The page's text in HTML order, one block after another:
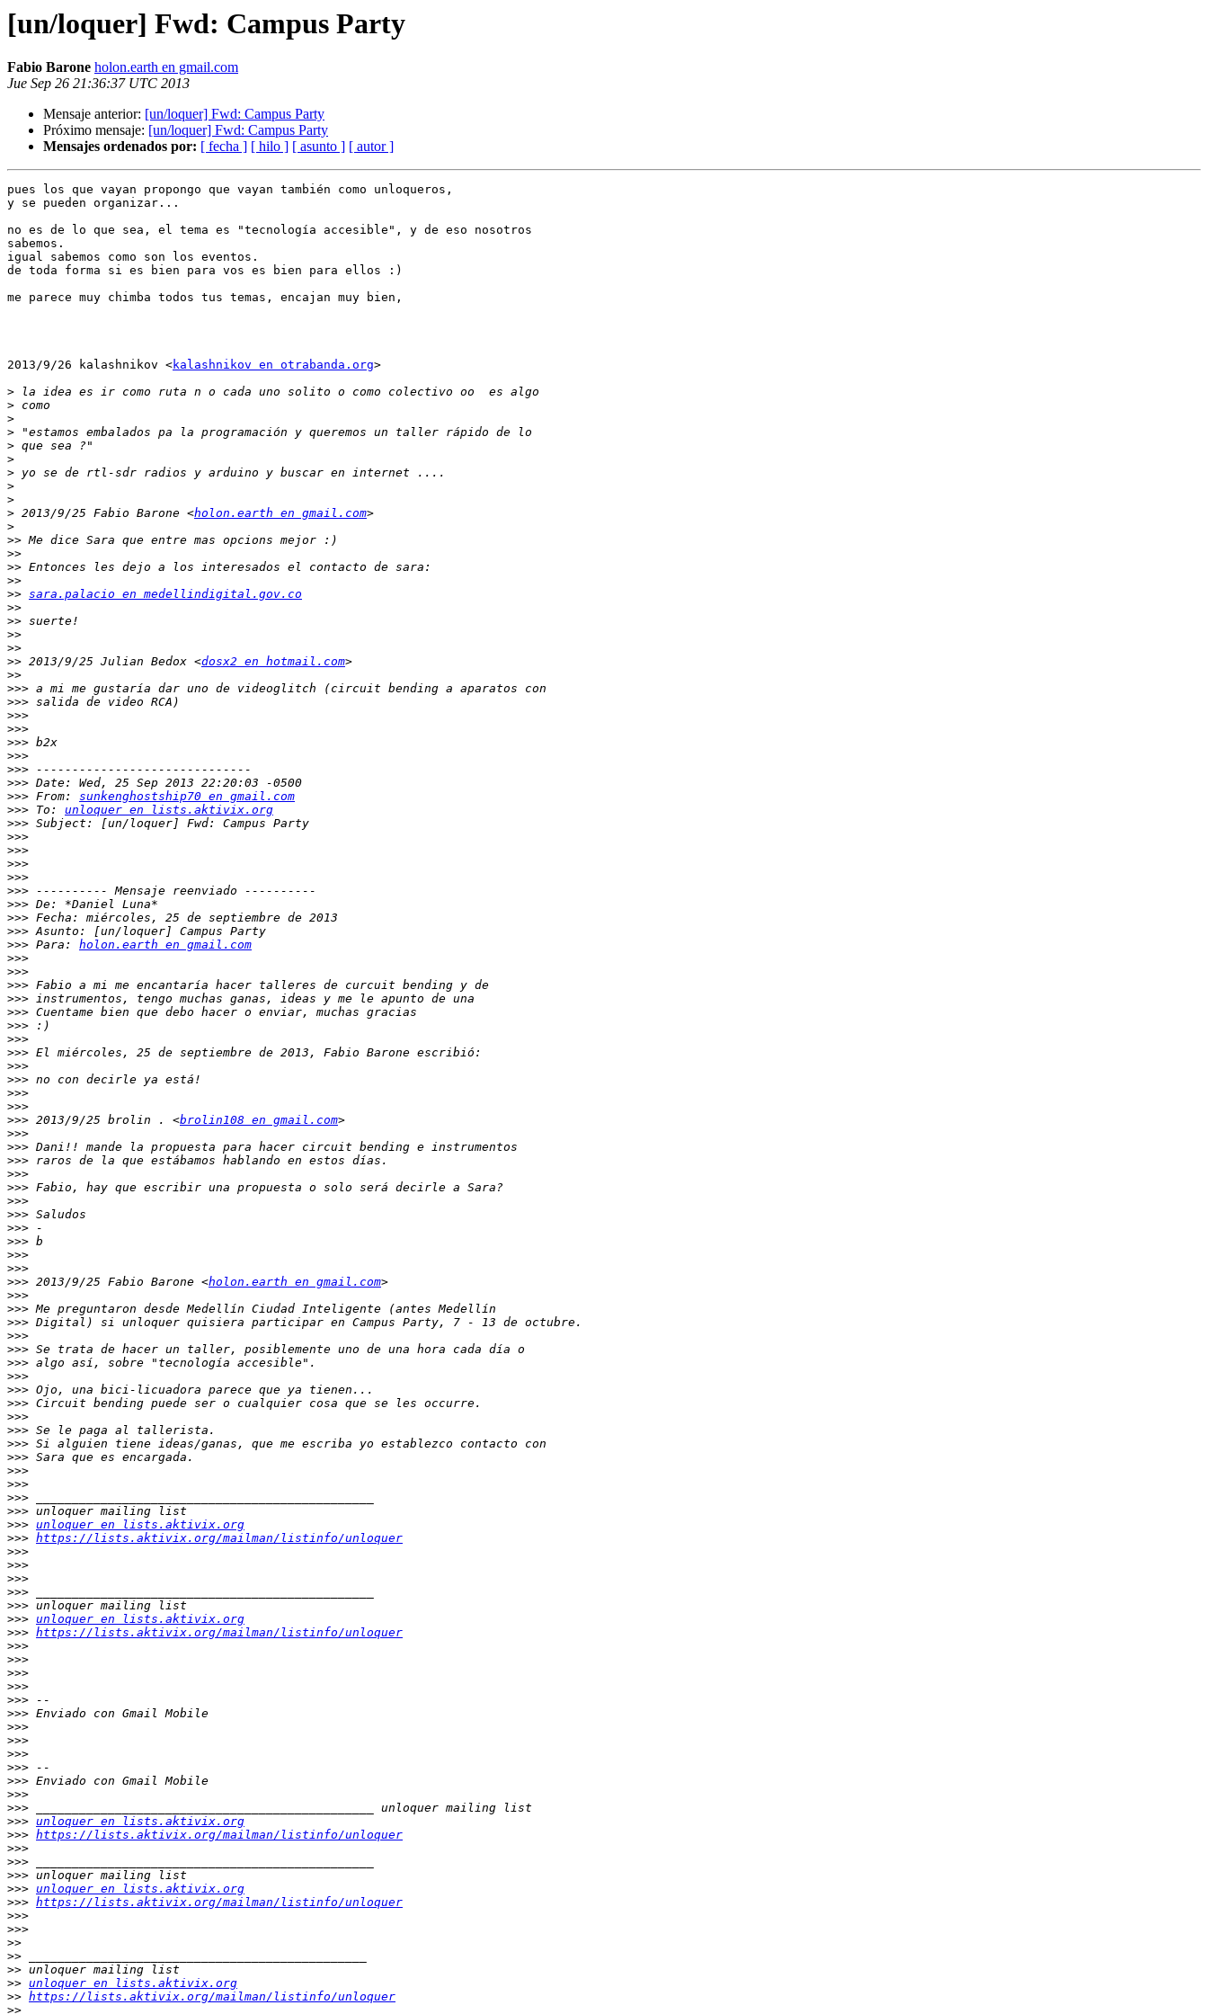
[un/loquer] Fwd: Campus Party
Fabio Barone holon.earth en gmail.com
Jue Sep 26 21:36:37 UTC 2013
Mensaje anterior: [un/loquer] Fwd: Campus Party
Próximo mensaje: [un/loquer] Fwd: Campus Party
Mensajes ordenados por: [ fecha ] [ hilo ] [ asunto ] [ autor ]
pues los que vayan propongo que vayan también como unloqueros,
y se pueden organizar...
no es de lo que sea, el tema es "tecnología accesible", y de eso nosotros
sabemos.
igual sabemos como son los eventos.
de toda forma si es bien para vos es bien para ellos :)
me parece muy chimba todos tus temas, encajan muy bien,
2013/9/26 kalashnikov <kalashnikov en otrabanda.org>
>
>
>
>
>
>
>
>
>
> 2013/9/25 Fabio Barone <holon.earth en gmail.com
>
>>
>>
>>
>>
>> sara.palacio en medellindigital.gov.co
>>
>>
>>
>>
>> 2013/9/25 Julian Bedox <dosx2 en hotmail.com
>>
>>>
>>>
>>>
>>>
>>>
>>>
>>>
>>>
>>> From: sunkenghostship70 en gmail.com
>>> To: unloquer en lists.aktivix.org
>>>
>>>
>>>
>>>
>>>
>>>
>>>
>>>
>>>
>>> Para: holon.earth en gmail.com
>>>
>>>
>>>
>>>
>>>
>>>
>>>
>>>
>>>
>>>
>>>
>>>
>>> 2013/9/25 brolin . <brolin108 en gmail.com
>>>
>>>
>>>
>>>
>>>
>>>
>>>
>>>
>>>
>>>
>>>
>>> 2013/9/25 Fabio Barone <holon.earth en gmail.com
>>>
>>>
>>>
>>>
>>>
>>>
>>>
>>>
>>>
>>>
>>>
>>>
>>>
>>>
>>>
>>>
>>>
>>> unloquer en lists.aktivix.org
>>> https://lists.aktivix.org/mailman/listinfo/unloquer
>>>
>>>
>>>
>>>
>>>
>>> unloquer en lists.aktivix.org
>>> https://lists.aktivix.org/mailman/listinfo/unloquer
>>>
>>>
>>>
>>>
>>>
>>>
>>>
>>>
>>>
>>>
>>>
>>>
>>>
>>> unloquer en lists.aktivix.org
>>> https://lists.aktivix.org/mailman/listinfo/unloquer
>>>
>>>
>>>
>>> unloquer en lists.aktivix.org
>>> https://lists.aktivix.org/mailman/listinfo/unloquer
>>>
>>>
>>
>>
>>
>> unloquer en lists.aktivix.org
>> https://lists.aktivix.org/mailman/listinfo/unloquer
>>